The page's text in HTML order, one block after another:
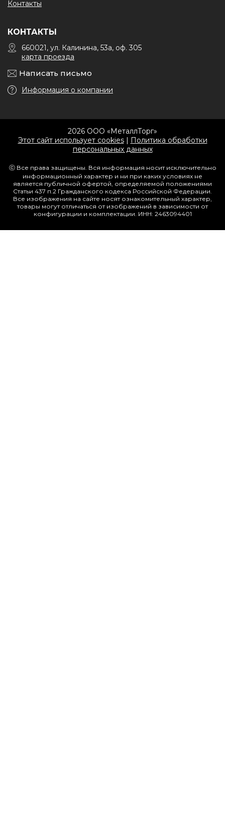
Контакты
КОНТАКТЫ
660021, ул. Калинина, 53а, оф. 305
карта проезда
Написать письмо
Информация о компании
2026 ООО «МеталлТорг»
Этот сайт использует cookies| Политика обработки
персональных данных
ⓒ Все права защищены. Вся информация носит исключительно
информационный характер и ни при каких условиях не
является публичной офертой, определяемой положениями
Статьи 437 п.2 Гражданского кодекса Российской Федерации.
Все изображения на сайте носят ознакомительный характер,
товары могут отличаться от изображений в зависимости от
конфигурации и комплектации. ИНН: 2463094401